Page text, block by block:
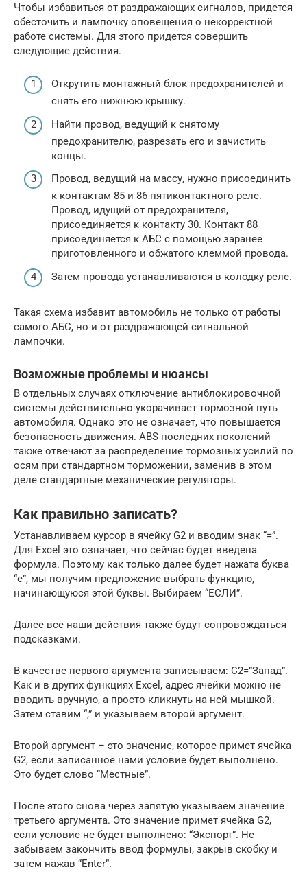
Чтобы избавиться от раздражающих сигналов, придется
обесточить и лампочку оповещения о некорректной
работе системы. Для этого придется совершить
следующие действия.
Открутить монтажный блок предохранителей и
снять его нижнюю крышку.
Найти провод, ведущий к снятому
предохранителю, разрезать его и зачистить
концы.
Провод, ведущий на массу, нужно присоединить
к контактам 85 и 86 пятиконтактного реле.
Провод, идущий от предохранителя,
присоединяется к контакту 30. Контакт 88
присоединяется к АБС с помощью заранее
приготовленного и обжатого клеммой провода.
Затем провода устанавливаются в колодку реле.
Такая схема избавит автомобиль не только от работы
самого АБС, но и от раздражающей сигнальной
лампочки.
Возможные проблемы и нюансы
В отдельных случаях отключение антиблокировочной
системы действительно укорачивает тормозной путь
автомобиля. Однако это не означает, что повышается
безопасность движения. ABS последних поколений
также отвечают за распределение тормозных усилий по
осям при стандартном торможении, заменив в этом
деле стандартные механические регуляторы.
Как правильно записать?
Устанавливаем курсор в ячейку G2 и вводим знак “=”.
Для Excel это означает, что сейчас будет введена
формула. Поэтому как только далее будет нажата буква
“е”, мы получим предложение выбрать функцию,
начинающуюся этой буквы. Выбираем “ЕСЛИ”.
Далее все наши действия также будут сопровождаться
подсказками.
В качестве первого аргумента записываем: С2=”Запад”.
Как и в других функциях Excel, адрес ячейки можно не
вводить вручную, а просто кликнуть на ней мышкой.
Затем ставим “,” и указываем второй аргумент.
Второй аргумент – это значение, которое примет ячейка
G2, если записанное нами условие будет выполнено.
Это будет слово “Местные”.
После этого снова через запятую указываем значение
третьего аргумента. Это значение примет ячейка G2,
если условие не будет выполнено: “Экспорт”. Не
забываем закончить ввод формулы, закрыв скобку и
затем нажав “Enter”.